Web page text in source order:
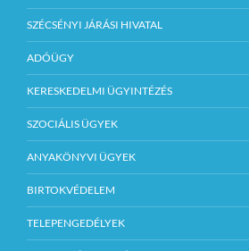
SZÉCSÉNYI JÁRÁSI HIVATAL
ADÓÜGY
KERESKEDELMI ÜGYINTÉZÉS
SZOCIÁLIS ÜGYEK
ANYAKÖNYVI ÜGYEK
BIRTOKVÉDELEM
TELEPENGEDÉLYEK